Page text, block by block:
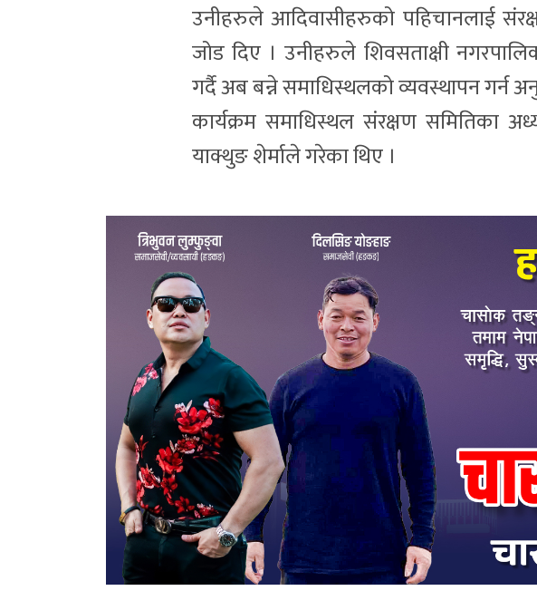
उनीहरुले आदिवासीहरुको पहिचानलाई
जोड दिए । उनीहरुले शिवसताक्षी
गर्दै अब बन्ने समाधिस्थलको व्यवस्थापन गर्न
कार्यक्रम समाधिस्थल संरक्षण समितिका
याक्थुङ शेर्माले गरेका थिए ।